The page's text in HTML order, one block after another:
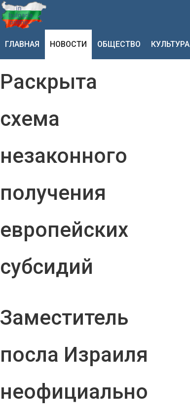
ГЛАВНАЯ НОВОСТИ ОБЩЕСТВО КУЛЬТУРА
Раскрыта
схема
незаконного
получения
европейских
субсидий
Заместитель
посла Израиля
неофициально